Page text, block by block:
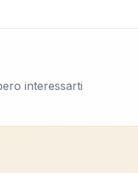
interessarti